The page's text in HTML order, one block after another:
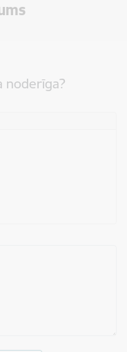
noderīga?